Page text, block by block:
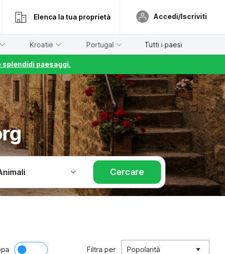
Elenca la tua proprietà Accedi/Iscriviti
Kroatië Portugal Tutti i paesi
paesaggi.
Cercare
Filtra per Popolarità